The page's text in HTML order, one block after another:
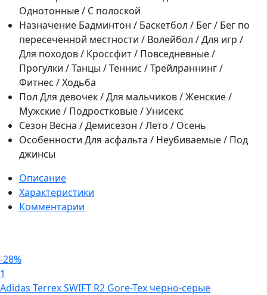
Однотонные / С полоской
Назначение Бадминтон / Баскетбол / Бег / Бег по
пересеченной местности / Волейбол / Для игр /
Для походов / Кроссфит / Повседневные /
Прогулки / Танцы / Теннис / Трейлраннинг /
Фитнес / Ходьба
Пол Для девочек / Для мальчиков / Женские /
Мужские / Подростковые / Унисекс
Сезон Весна / Демисезон / Лето / Осень
Особенности Для асфальта / Неубиваемые / Под
джинсы
Описание
Характеристики
Комментарии
-28%
1
Adidas Terrex SWIFT R2 Gore-Tex черно-серые